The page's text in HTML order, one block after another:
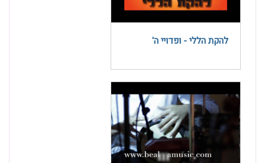
להקת הללי - ופדויי ה'